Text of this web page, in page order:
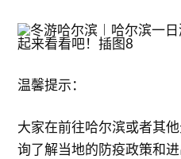
温馨提示：
大家在前往哈尔滨或者其
询了解当地的防疫政策和